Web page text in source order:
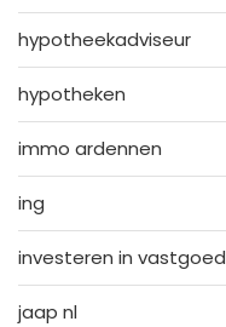
hypotheekadviseur
hypotheken
immo ardennen
ing
investeren in vastgoed
jaap nl